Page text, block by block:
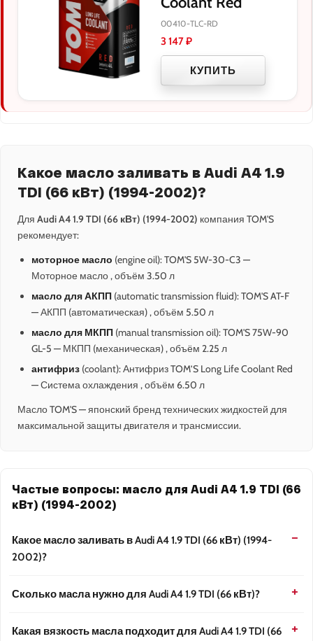
00410-TLC-RD
3 147₽
КУПИТЬ
Какое масло заливать в Audi A4 1.9
TDI (66 кВт) (1994-2002)?
Для Audi A4 1.9 TDI (66 кВт) (1994-2002) компания TOM'S
рекомендует:
моторное масло (engine oil): TOM'S 5W-30-C3 —
Моторное масло , объём 3.50 л
масло для АКПП (automatic transmission fluid): TOM'S AT-F
— АКПП (автоматическая) , объём 5.50 л
масло для МКПП (manual transmission oil): TOM'S 75W-90
GL-5 — МКПП (механическая) , объём 2.25 л
антифриз (coolant): Антифриз TOM’S Long Life Coolant Red
— Система охлаждения , объём 6.50 л
Масло TOM'S — японский бренд технических жидкостей для
максимальной защиты двигателя и трансмиссии.
Частые вопросы: масло для Audi A4 1.9 TDI (66
кВт) (1994-2002)
Какое масло заливать в Audi A4 1.9 TDI (66 кВт) (1994-
2002)?
Сколько масла нужно для Audi A4 1.9 TDI (66 кВт)?
Какая вязкость масла подходит для Audi A4 1.9 TDI (66